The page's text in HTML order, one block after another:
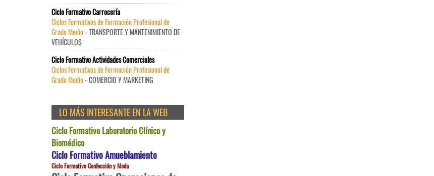
Ciclo Formativo Carrocería
Ciclos Formativos de Formación Profesional de
Grado Medio- TRANSPORTE Y MANTENIMIENTO DE
VEHÍCULOS
Ciclo Formativo Actividades Comerciales
Ciclos Formativos de Formación Profesional de
Grado Medio- COMERCIO Y MARKETING
LO MÁS INTERESANTE EN LA WEB
Ciclo Formativo Laboratorio Clínico y
Biomédico
Ciclo Formativo Amueblamiento
Ciclo Formativo Confección y Moda